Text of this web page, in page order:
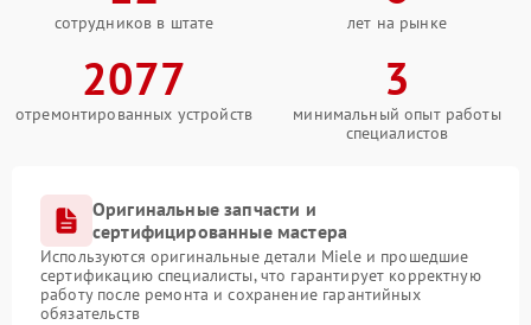
сотрудников в штате лет на рынке
2077
отремонтированных устройств
3
минимальный опыт работы
специалистов
Оригинальные запчасти и
сертифицированные мастера
Используются оригинальные детали Miele и прошедшие
сертификацию специалисты, что гарантирует корректную
работу после ремонта и сохранение гарантийных
обязательств